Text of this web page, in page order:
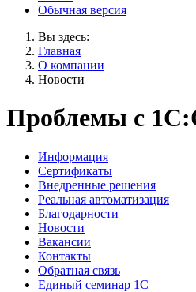
Обычная версия
Вы здесь:
Главная
О компании
Новости
Проблемы с
Информация
Сертификаты
Внедренные решения
Реальная автоматизация
Благодарности
Новости
Вакансии
Контакты
Обратная связь
Единый семинар 1С